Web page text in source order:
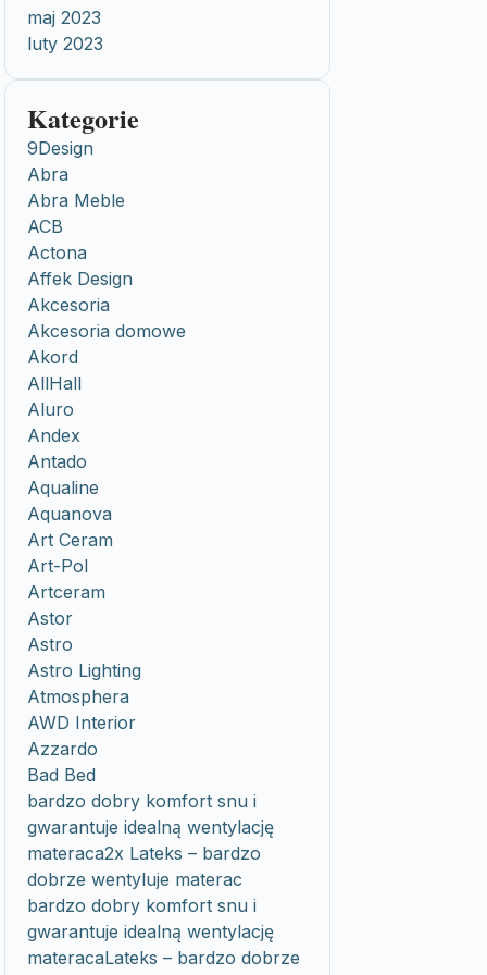
maj 2023
luty 2023
Kategorie
9Design
Abra
Abra Meble
ACB
Actona
Affek Design
Akcesoria
Akcesoria domowe
Akord
AllHall
Aluro
Andex
Antado
Aqualine
Aquanova
Art Ceram
Art-Pol
Artceram
Astor
Astro
Astro Lighting
Atmosphera
AWD Interior
Azzardo
Bad Bed
bardzo dobry komfort snu i
gwarantuje idealną wentylację
materaca2x Lateks – bardzo
dobrze wentyluje materac
bardzo dobry komfort snu i
gwarantuje idealną wentylację
materacaLateks – bardzo dobrze